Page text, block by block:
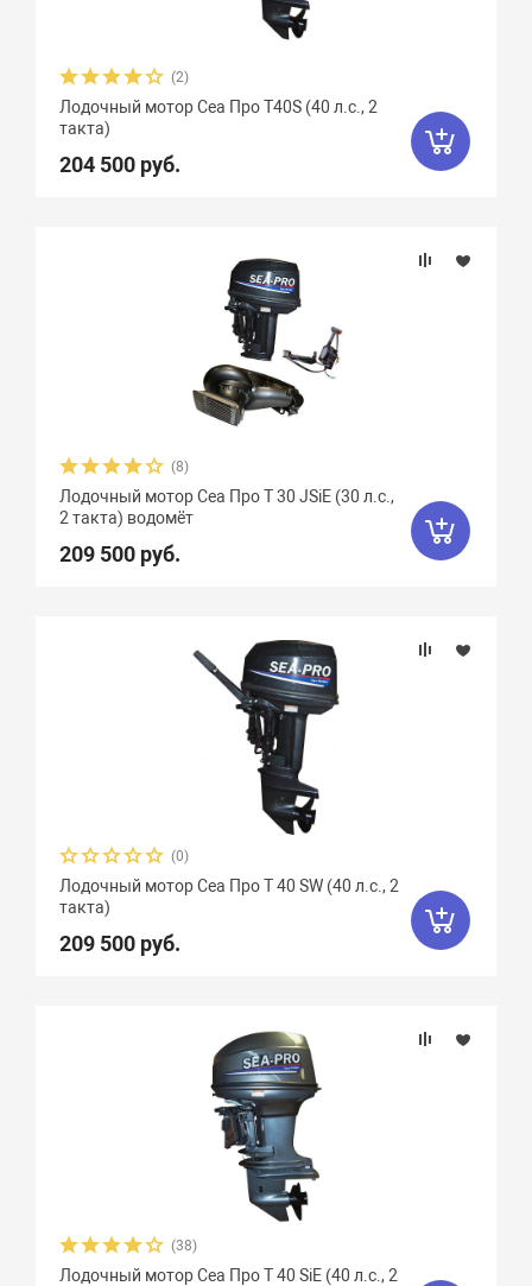
(2)
Лодочный мотор Сеа Про T40S (40 л.с., 2
такта)
204 500 руб.
(8)
Лодочный мотор Сеа Про T 30 JSiE (30 л.с.,
2 такта) водомёт
209 500 руб.
(0)
Лодочный мотор Сеа Про T 40 SW (40 л.с., 2
такта)
209 500 руб.
(38)
Лодочный мотор Сеа Про T 40 SiE (40 л.с., 2